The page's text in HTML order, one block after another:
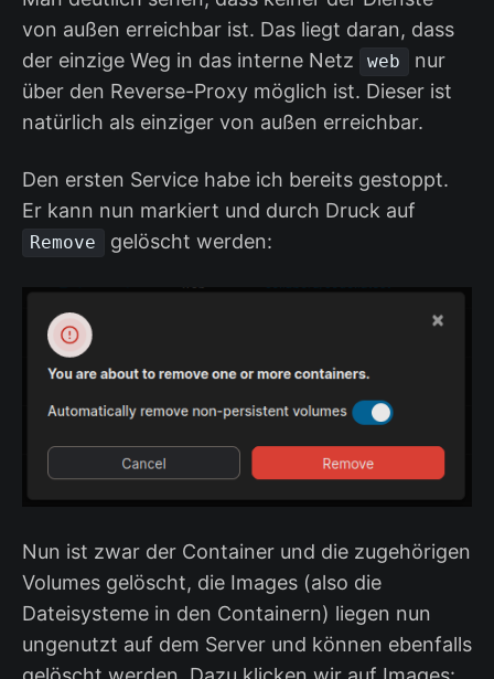
von außen erreichbar ist. Das liegt daran, dass
der einzige Weg in das interne Netz
web
nur
über den Reverse-Proxy möglich ist. Dieser ist
natürlich als einziger von außen erreichbar.
Den ersten Service habe ich bereits gestoppt.
Er kann nun markiert und durch Druck auf
Remove gelöscht werden:
Nun ist zwar der Container und die zugehörigen
Volumes gelöscht, die Images (also die
Dateisysteme in den Containern) liegen nun
ungenutzt auf dem Server und können ebenfalls